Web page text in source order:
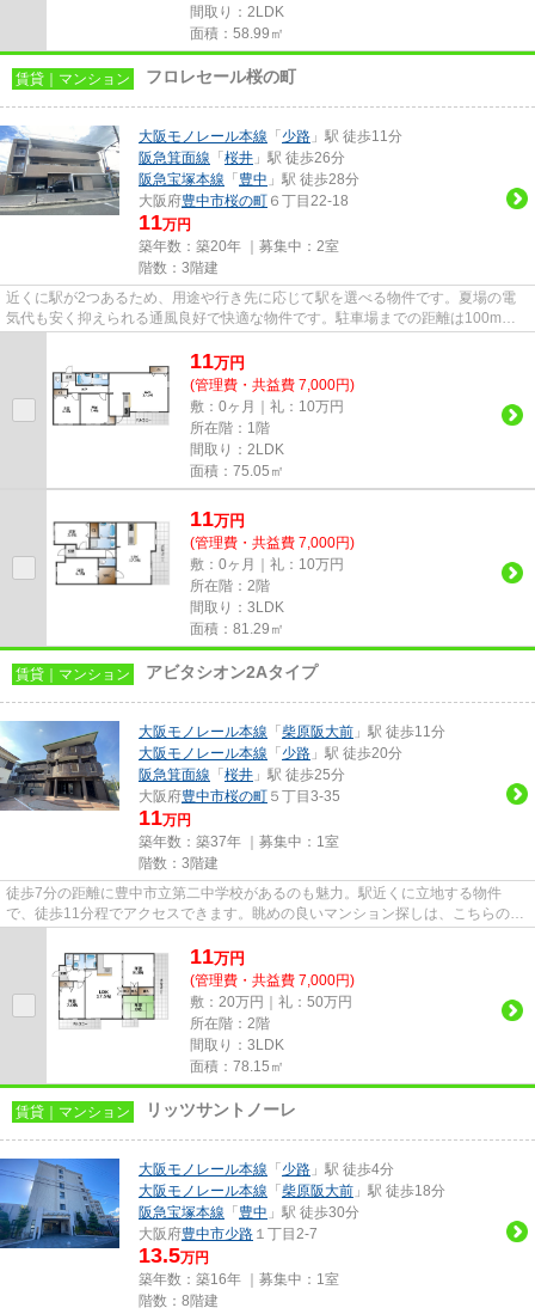
間取り：2LDK
面積：58.99㎡
賃貸｜マンション フロレセール桜の町
大阪モノレール本線 「 少路 」駅 徒歩11分
阪急箕面線 「 桜井 」駅 徒歩26分
阪急宝塚本線 「 豊中 」駅 徒歩28分
大阪府豊中市桜の町 ６丁目22-18
11万円
築年数：築20年 ｜募集中： 2室
階数：3階建
近くに駅が2つあるため、用途や行き先に応じて駅を選べる物件です。夏場の電
気代も安く抑えられる通風良好で快適な物件です。駐車場までの距離は100mで
11万円
(管理費・共益費 7,000円)
敷：0ヶ月｜礼：10万円
所在階：1階
間取り：2LDK
面積：75.05㎡
11万円
(管理費・共益費 7,000円)
敷：0ヶ月｜礼：10万円
所在階：2階
間取り：3LDK
面積：81.29㎡
賃貸｜マンション アビタシオン2Aタイプ
大阪モノレール本線 「 柴原阪大前 」駅 徒歩11分
大阪モノレール本線 「 少路 」駅 徒歩20分
阪急箕面線 「 桜井 」駅 徒歩25分
大阪府豊中市桜の町 ５丁目3-35
11万円
築年数：築37年 ｜募集中： 1室
階数：3階建
徒歩7分の距離に豊中市立第二中学校があるのも魅力。駅近くに立地する物件
で、徒歩11分程でアクセスできます。眺めの良いマンション探しは、こちらの場
11万円
(管理費・共益費 7,000円)
敷：20万円｜礼：50万円
所在階：2階
間取り：3LDK
面積：78.15㎡
賃貸｜マンション リッツサントノーレ
大阪モノレール本線 「 少路 」駅 徒歩4分
大阪モノレール本線 「 柴原阪大前 」駅 徒歩18分
阪急宝塚本線 「 豊中 」駅 徒歩30分
大阪府豊中市少路 １丁目2-7
13.5万円
築年数：築16年 ｜募集中： 1室
階数：8階建